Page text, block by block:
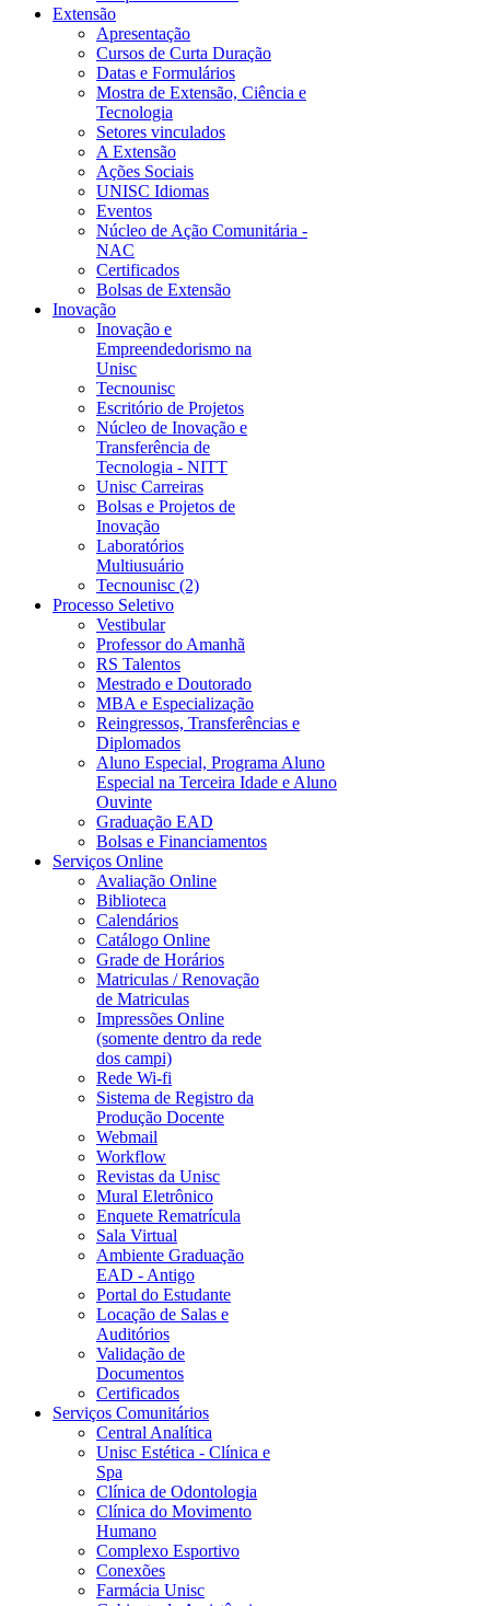
Extensão
Apresentação
Cursos de Curta Duração
Datas e Formulários
Mostra de Extensão, Ciência e
Tecnologia
Setores vinculados
A Extensão
Ações Sociais
UNISC Idiomas
Eventos
Núcleo de Ação Comunitária -
NAC
Certificados
Bolsas de Extensão
Inovação
Inovação e
Empreendedorismo na
Unisc
Tecnounisc
Escritório de Projetos
Núcleo de Inovação e
Transferência de
Tecnologia - NITT
Unisc Carreiras
Bolsas e Projetos de
Inovação
Laboratórios
Multiusuário
Tecnounisc (2)
Processo Seletivo
Vestibular
Professor do Amanhã
RS Talentos
Mestrado e Doutorado
MBA e Especialização
Reingressos, Transferências e
Diplomados
Aluno Especial, Programa Aluno
Especial na Terceira Idade e Aluno
Ouvinte
Graduação EAD
Bolsas e Financiamentos
Serviços Online
Avaliação Online
Biblioteca
Calendários
Catálogo Online
Grade de Horários
Matriculas / Renovação
de Matriculas
Impressões Online
(somente dentro da rede
dos campi)
Rede Wi-fi
Sistema de Registro da
Produção Docente
Webmail
Workflow
Revistas da Unisc
Mural Eletrônico
Enquete Rematrícula
Sala Virtual
Ambiente Graduação
EAD - Antigo
Portal do Estudante
Locação de Salas e
Auditórios
Validação de
Documentos
Certificados
Serviços Comunitários
Central Analítica
Unisc Estética - Clínica e
Spa
Clínica de Odontologia
Clínica do Movimento
Humano
Complexo Esportivo
Conexões
Farmácia Unisc